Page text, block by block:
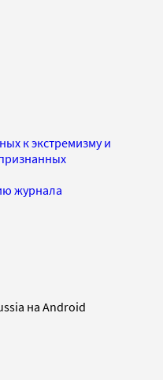
к экстремизму и
журнала
на Android